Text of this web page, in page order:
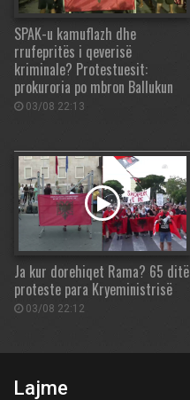
SPAK-u kamuflazh dhe
rrufepritës i qeverisë
kriminale? Protestuesit:
prokuroria po mbron Ballukun
03/08 22:13
Ja kur dorehiqet Rama? 65 ditë
proteste para Kryeministrisë
03/08 22:12
Lajme